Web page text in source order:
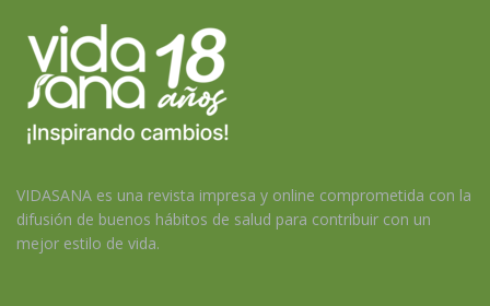
VIDASANA es una revista impresa y online comprometida con la
difusión de buenos hábitos de salud para contribuir con un
mejor estilo de vida.